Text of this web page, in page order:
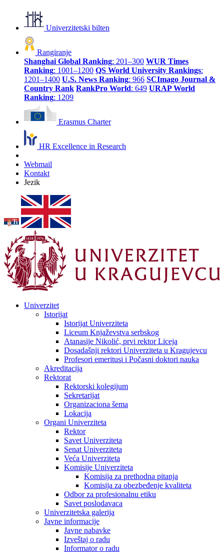
Univerzitetski bilten
Rangiranje
Shanghai Global Ranking: 201–300 WUR Times
Ranking: 1001–1200 QS World University Rankings:
1201–1400 U.S. News Ranking: 966 SCImago Journal &
Country Rank RankPro World: 649 URAP World
Ranking: 1209
Erasmus Charter
HR Excellence in Research
Webmail
Kontakt
Jezik
Univerzitet
Istorijat
Istorijat Univerziteta
Liceum Knjaževstva serbskog
Atanasije Nikolić, prvi rektor Liceja
Dosadašnji rektori Univerziteta u Kragujevcu
Profesori emeritusi i Počasni doktori nauka
Akreditacija
Rektorat
Rektorski kolegijum
Sekretarijat
Organizaciona šema
Lokacija
Organi Univerziteta
Rektor
Savet Univerziteta
Senat Univerziteta
Veća Univerziteta
Komisije Univerziteta
Komisija za prethodna pitanja
Komisija za obezbeđenje kvaliteta
Odbor za profesionalnu etiku
Savet poslodavaca
Univerzitetska galerija
Javne informacije
Javne nabavke
Izveštaj o radu
Informator o radu